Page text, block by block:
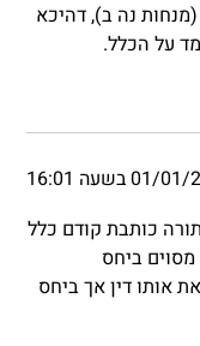
נה ב), דהיכא
על הכלל.
בשעה 16:01
כותבת קודם כלל
ביחס
אותו דין אך ביחס